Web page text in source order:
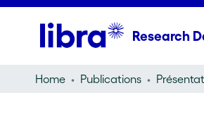
Research
Home Publications